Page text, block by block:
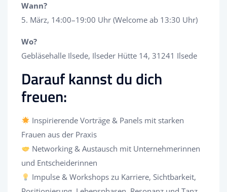
Wann?
5. März, 14:00–19:00 Uhr (Welcome ab 13:30 Uhr)
Wo?
Gebläsehalle Ilsede, Ilseder Hütte 14, 31241 Ilsede
Darauf kannst du dich
freuen:
Inspirierende Vorträge & Panels mit starken
Frauen aus der Praxis
Networking & Austausch mit Unternehmerinnen
und Entscheiderinnen
Impulse & Workshops zu Karriere, Sichtbarkeit,